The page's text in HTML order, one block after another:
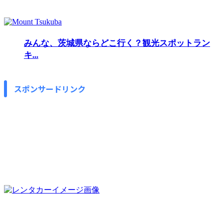
みんな、茨城県ならどこ行く？観光スポットラン
キ...
スポンサードリンク